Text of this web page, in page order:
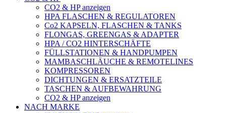
CO2 & HP anzeigen
HPA FLASCHEN & REGULATOREN
Co2 KAPSELN, FLASCHEN & TANKS
FLONGAS, GREENGAS & ADAPTER
HPA / CO2 HINTERSCHÄFTE
FÜLLSTATIONEN & HANDPUMPEN
MAMBASCHLÄUCHE & REMOTELINES
KOMPRESSOREN
DICHTUNGEN & ERSATZTEILE
TASCHEN & AUFBEWAHRUNG
CO2 & HP anzeigen
NACH MARKE